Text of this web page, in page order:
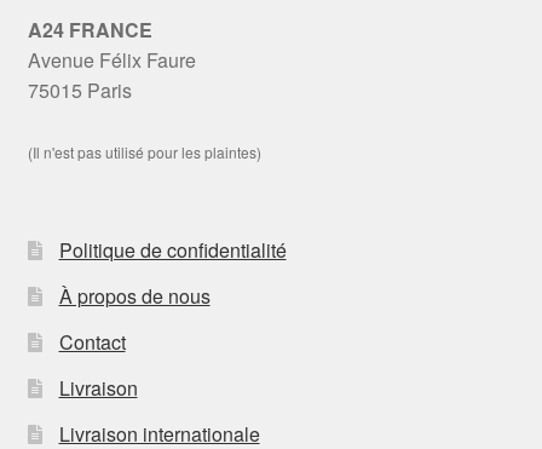
A24 FRANCE
Avenue Félix Faure
75015 Paris
(Il n'est pas utilisé pour les plaintes)
Politique de confidentialité
À propos de nous
Contact
Livraison
Livraison internationale